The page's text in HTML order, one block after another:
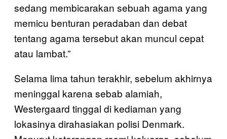
sedang membicarakan sebuah agama yang
memicu benturan peradaban dan debat
tentang agama tersebut akan muncul cepat
atau lambat.”
Selama lima tahun terakhir, sebelum akhirnya
meninggal karena sebab alamiah,
Westergaard tinggal di kediaman yang
lokasinya dirahasiakan polisi Denmark.